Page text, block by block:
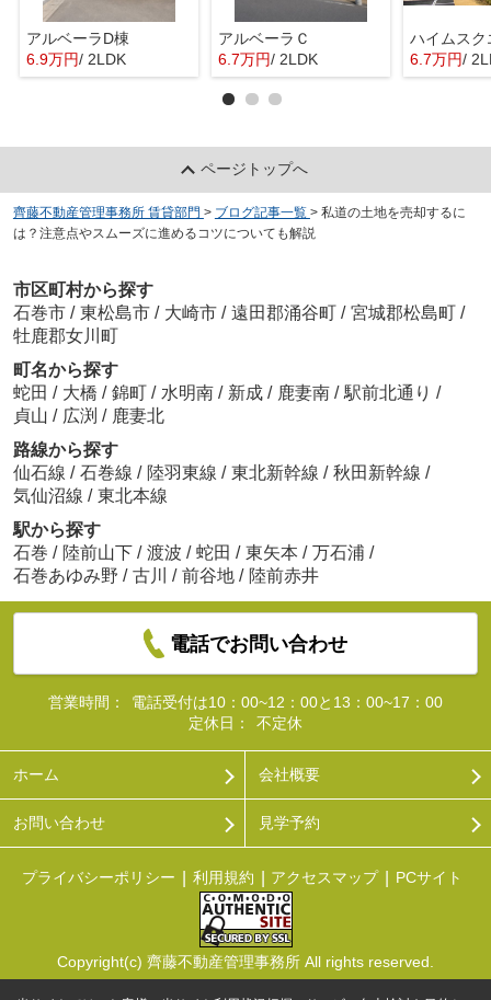
アルベーラD棟
6.9万円/ 2LDK
アルベーラＣ
6.7万円/ 2LDK 6.7万円/
ページトップへ
齊藤不動産管理事務所 賃貸部門 > ブログ記事一覧 > 私道の土地を売却するに
は？注意点やスムーズに進めるコツについても解説
市区町村から探す
石巻市 / 東松島市 / 大崎市 / 遠田郡涌谷町 / 宮城郡松島町 /
牡鹿郡女川町
町名から探す
蛇田 / 大橋 / 錦町 / 水明南 / 新成 / 鹿妻南 / 駅前北通り /
貞山 / 広渕 / 鹿妻北
路線から探す
仙石線 / 石巻線 / 陸羽東線 / 東北新幹線 / 秋田新幹線 /
気仙沼線 / 東北本線
駅から探す
石巻 / 陸前山下 / 渡波 / 蛇田 / 東矢本 / 万石浦 /
石巻あゆみ野 / 古川 / 前谷地 / 陸前赤井
電話でお問い合わせ
営業時間：
電話受付は10：00~12：00と13：00~17：00
定休日：
不定休
ホーム 会社概要
お問い合わせ 見学予約
プライバシーポリシー 利用規約 アクセスマップ PCサイト
Copyright(c) 齊藤不動産管理事務所 All rights reserved.